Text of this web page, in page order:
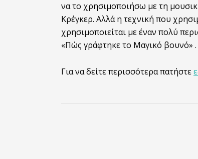
νατο χρησιμοποιήσω με τη
Κρέγκερ. Αλλά η τεχνική που
χρησιμοποιείται με έναν πολύ
«Πώς γράφτηκετο Μαγικό βουνό» .
Για να δείτε περισσότερα πατήστε